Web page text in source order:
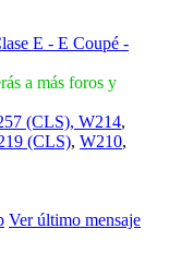
E - E Coupé -
a más foros y
(CLS), W214,
(CLS), W210,
Ver último mensaje